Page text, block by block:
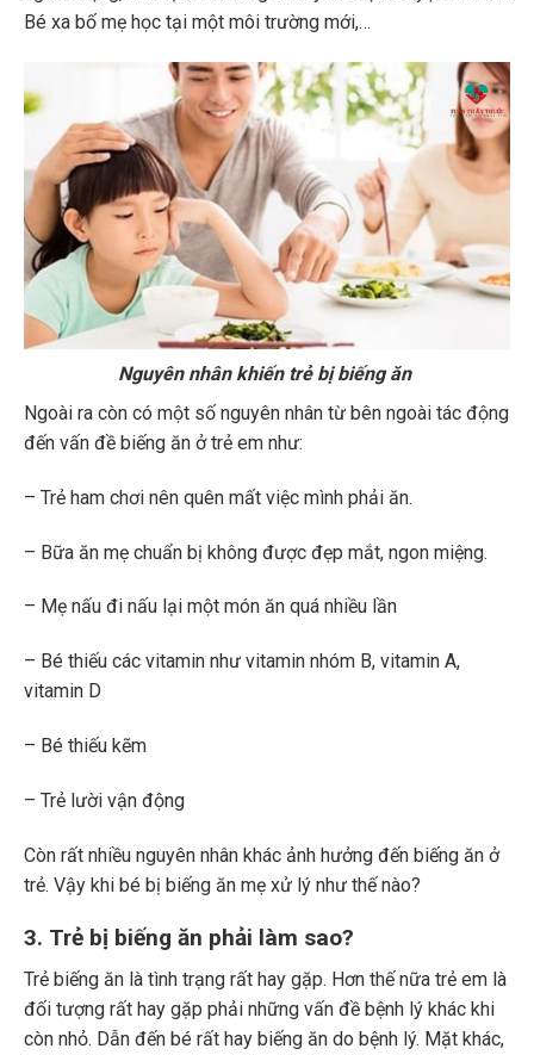
Bé xa bố mẹ học tại một môi trường mới,…
Nguyên nhân khiến trẻ bị biếng ăn
Ngoài ra còn có một số nguyên nhân từ bên ngoài tác động
đến vấn đề biếng ăn ở trẻ em như:
– Trẻ ham chơi nên quên mất việc mình phải ăn.
– Bữa ăn mẹ chuẩn bị không được đẹp mắt, ngon miệng.
– Mẹ nấu đi nấu lại một món ăn quá nhiều lần
– Bé thiếu các vitamin như vitamin nhóm B, vitamin A,
vitamin D
– Bé thiếu kẽm
– Trẻ lười vận động
Còn rất nhiều nguyên nhân khác ảnh hưởng đến biếng ăn ở
trẻ. Vậy khi bé bị biếng ăn mẹ xử lý như thế nào?
3. Trẻ bị biếng ăn phải làm sao?
Trẻ biếng ăn là tình trạng rất hay gặp. Hơn thế nữa trẻ em là
đối tượng rất hay gặp phải những vấn đề bệnh lý khác khi
còn nhỏ. Dẫn đến bé rất hay biếng ăn do bệnh lý. Mặt khác,